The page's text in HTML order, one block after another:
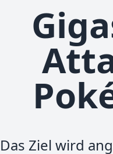
Das Ziel wird